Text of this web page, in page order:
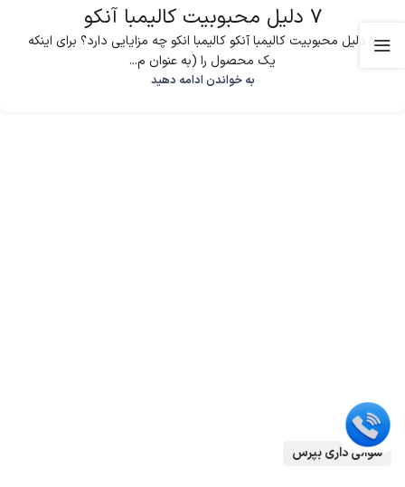
7 دلیل محبوبیت کالیمبا آنکو
7 دلیل محبوبیت کالیمبا آنکو کالیمبا انکو چه مزایایی دارد؟ برای اینکه
یک محصول را (به عنوان م...
به خواندن ادامه دهید
سوالی داری بپرس